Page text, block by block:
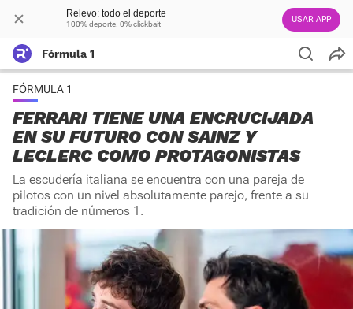
Relevo: todo el deporte
100% deporte. 0% clickbait USAR APP
Fórmula 1
FÓRMULA 1
FERRARI TIENE UNA ENCRUCIJADA
EN SU FUTURO CON SAINZ Y
LECLERC COMO PROTAGONISTAS
La escudería italiana se encuentra con una pareja de
pilotos con un nivel absolutamente parejo, frente a su
tradición de números 1.